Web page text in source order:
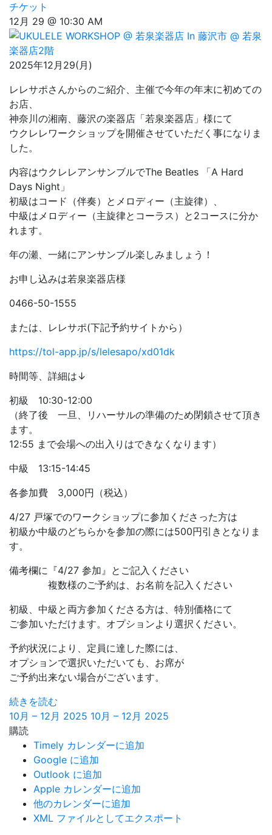
チケット
12月 29 @ 10:30 AM
2025年12月29(月)
レレサポさんからのご紹介、主催で今年の年末に初めての
お店、
神奈川の湘南、藤沢の楽器店「若泉楽器店」様にて
ウクレレワークショップを開催させていただく事になりま
した。
内容はウクレレアンサンブルでThe Beatles 「A Hard
Days Night」
初級はコード（伴奏）とメロディー（主旋律）、
中級はメロディー（主旋律とコーラス）と2コースに分か
れます。
年の瀬、一緒にアンサンブル楽しみましょう！
お申し込みは若泉楽器店様
0466-50-1555
または、レレサポ(下記予約サイトから）
https://tol-app.jp/s/lelesapo/xd01dk
時間等、詳細は↓
初級 10:30-12:00
（終了後 一旦、リハーサルの準備のため閉鎖させて頂き
ます。
12:55 まで会場への出入りはできなくなります）
中級 13:15-14:45
各参加費 3,000円（税込）
4/27 戸塚でのワークショップに参加くださった方は
初級か中級のどちらかを参加の際には500円引きとなりま
す。
備考欄に『4/27 参加』とご記入ください
複数様のご予約は、お名前を記入ください
初級、中級と両方参加くださる方は、特別価格にて
ご参加いただけます。オプションより選択ください。
予約状況により、定員に達した際には、
オプションで選択いただいても、お席が
ご予約出来ない場合がございます。
続きを読む
10月 – 12月 2025 10月 – 12月 2025
購読
Timely カレンダーに追加
Google に追加
Outlook に追加
Apple カレンダーに追加
他のカレンダーに追加
XML ファイルとしてエクスポート